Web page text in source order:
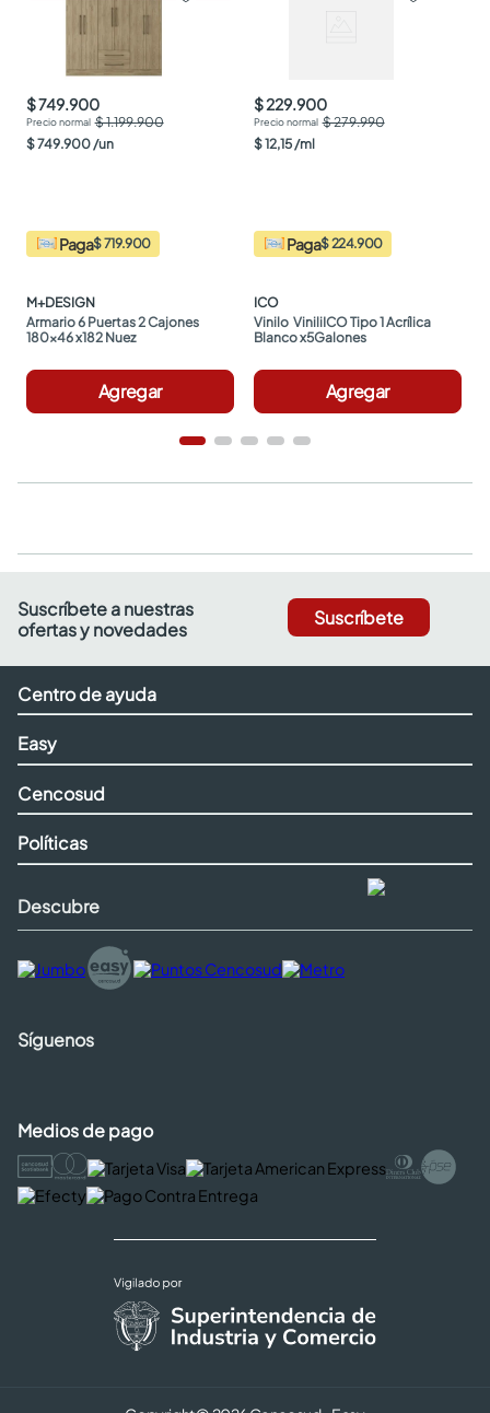
$ 749.900
$ 1.199.900
$749.900 /un
Paga$ 719.900
M+DESIGN
Armario 6 Puertas 2 Cajones
180x46 x182 Nuez
Agregar
$ 229.900
$ 279.990
$12,15 /ml
Paga$ 224.900
ICO
Vinilo  ViniliICO Tipo 1 Acrílica
Blanco x5Galones
Agregar
Suscríbete a nuestras
ofertas y novedades
Suscríbete
Centro de ayuda
Easy
Cencosud
Políticas
Descubre
Síguenos
Medios de pago